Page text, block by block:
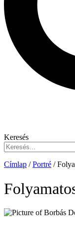
Keresés
Címlap /Portré /